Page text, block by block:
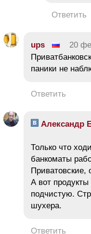
Ответить
ups 20
паники не
Ответить
Александр
Только что
банкоматы
Приватовские,
А вот продукты
подчистую.
шухера.
Ответить